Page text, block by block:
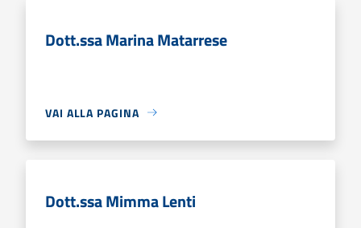
Dott.ssa Marina Matarrese
VAI ALLA PAGINA
Dott.ssa Mimma Lenti